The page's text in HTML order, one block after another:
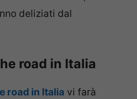
deliziati dal
road in Italia
road in Italia vi farà